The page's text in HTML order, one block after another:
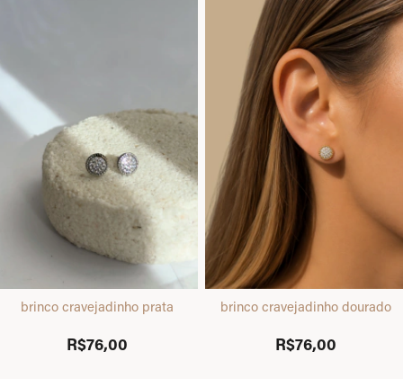
brinco cravejadinho prata
R$76,00
brinco cravejadinho dourado
R$76,00